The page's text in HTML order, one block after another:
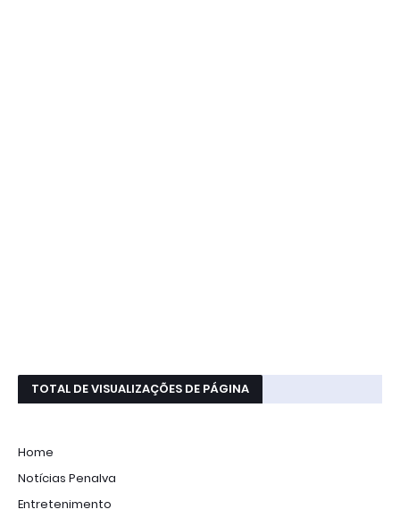
TOTAL DE VISUALIZAÇÕES DE PÁGINA
Home
Notícias Penalva
Entretenimento